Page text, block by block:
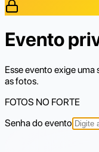
Evento
Esse evento exige uma
as fotos.
FOTOS NO FORTE
Senha do evento